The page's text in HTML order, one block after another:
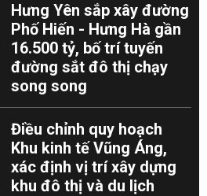
Hưng Yên sắp xây đường
Phố Hiến - Hưng Hà gần
16.500 tỷ, bố trí tuyến
đường sắt đô thị chạy
song song
Điều chỉnh quy hoạch
Khu kinh tế Vũng Áng,
xác định vị trí xây dựng
khu đô thị và du lịch